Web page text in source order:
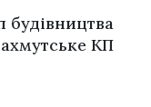
будівництва
КП